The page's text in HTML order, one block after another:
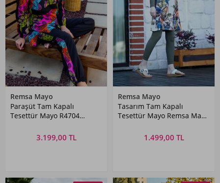
Remsa Mayo
Paraşüt Tam Kapalı
Tesettür Mayo R4704
3.199,00 TL
Remsa Mayo
Tasarım Tam Kapalı
Tesettür Mayo Remsa Mayo
1.499,00 TL